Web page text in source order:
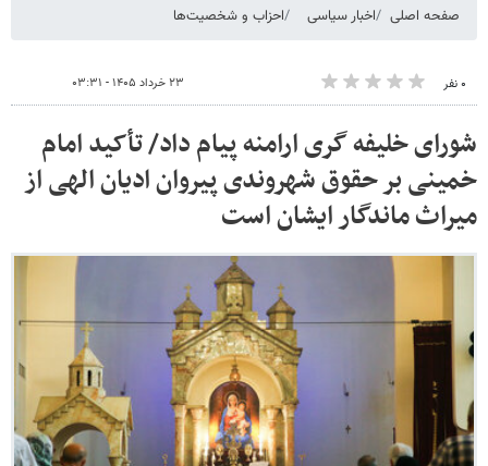
صفحه اصلی اخبار سیاسی احزاب و شخصیت‌ها
۰ نفر ۲۳ خرداد ۱۴۰۵ - ۰۳:۳۱
شورای خلیفه گری ارامنه پیام داد/ تأکید امام
خمینی بر حقوق شهروندی پیروان ادیان الهی از
میراث ماندگار ایشان است